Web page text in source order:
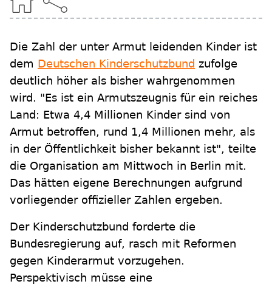
Die Zahl der unter Armut leidenden Kinder ist
dem Deutschen Kinderschutzbund zufolge
deutlich höher als bisher wahrgenommen
wird. "Es ist ein Armutszeugnis für ein reiches
Land: Etwa 4,4 Millionen Kinder sind von
Armut betroffen, rund 1,4 Millionen mehr, als
in der Öffentlichkeit bisher bekannt ist", teilte
die Organisation am Mittwoch in Berlin mit.
Das hätten eigene Berechnungen aufgrund
vorliegender offizieller Zahlen ergeben.
Der Kinderschutzbund forderte die
Bundesregierung auf, rasch mit Reformen
gegen Kinderarmut vorzugehen.
Perspektivisch müsse eine